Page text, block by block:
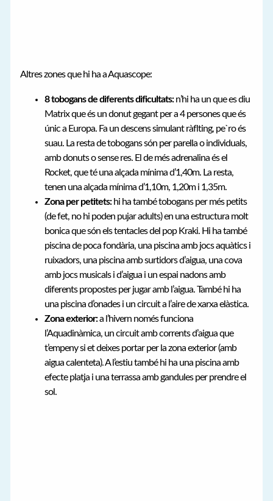
Altres zones que hi ha a Aquascope:
8 tobogans de diferents dificultats:n’hi ha un que es diu
Matrix que és un donut gegant per a 4 persones que és
únic a Europa. Fa un descens simulant ràflting, pe`ro és
suau. La resta de tobogans són per parella o individuals,
amb donuts o sense res. El de més adrenalina és el
Rocket, que té una alçada mínima d’1,40m. La resta,
tenen una alçada mínima d’1,10m, 1,20m i 1,35m.
Zona per petitets:hi ha també tobogans per més petits
(de fet, no hi poden pujar adults) en una estructura molt
bonica que són els tentacles del pop Kraki. Hi ha també
piscina de poca fondària, una piscina amb jocs aquàtics i
ruixadors, una piscina amb surtidors d’aigua, una cova
amb jocs musicals i d’aigua i un espai nadons amb
diferents propostes per jugar amb l’aigua. També hi ha
una piscina d’onades i un circuit a l’aire de xarxa elàstica.
Zona exterior:a l’hivern només funciona
l’Aquadinàmica, un circuit amb corrents d’aigua que
t’empeny si et deixes portar per la zona exterior (amb
aigua calenteta). A l’estiu també hi ha una piscina amb
efecte platja i una terrassa amb gandules per prendre el
sol.